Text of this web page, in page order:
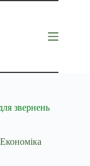
звернень
Економіка